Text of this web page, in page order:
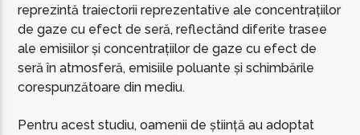
reprezintă traiectorii reprezentative ale concentrațiilor
de gaze cu efect de seră, reflectând diferite trasee
ale emisiilor și concentrațiilor de gaze cu efect de
seră în atmosferă, emisiile poluante și schimbările
corespunzătoare din mediu.
Pentru acest studiu, oamenii de știință au adoptat